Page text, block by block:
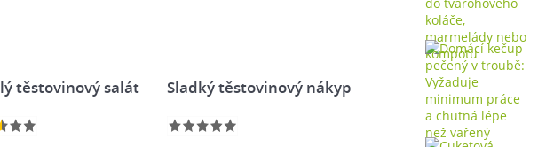
těstovinový salát Sladký těstovinový nákyp